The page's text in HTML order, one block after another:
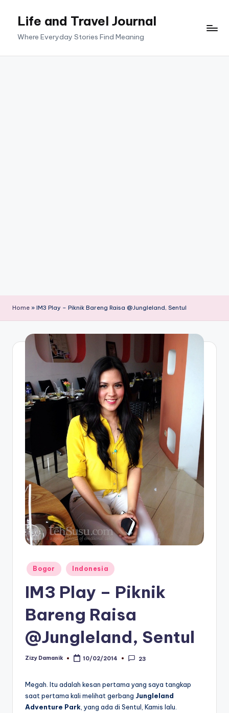
Life and Travel Journal
Where Everyday Stories Find Meaning
Home » IM3 Play – Piknik Bareng Raisa @Jungleland, Sentul
Posted
in
Bogor Indonesia
IM3 Play – Piknik
Bareng Raisa
@Jungleland, Sentul
Posted
Zizy Damanik 10/02/2014 23
Megah. Itu adalah kesan pertama yang saya tangkap
saat pertama kali melihat gerbang Jungleland
Adventure Park , yang ada di Sentul, Kamis lalu.